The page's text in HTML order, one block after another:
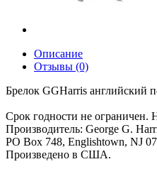
Описание
Отзывы (0)
Брелок GGHarris английский
Срок годности не ограничен.
Производитель: George G.
PO Box 748, Englishtown, NJ
Произведено в США.